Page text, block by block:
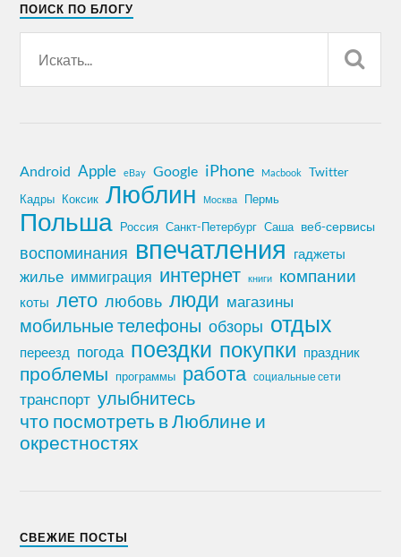
ПОИСК ПО БЛОГУ
Android Apple eBay Google iPhone Macbook Twitter
Кадры Коксик Люблин Москва Пермь
Польша Россия Санкт-Петербург Саша веб-сервисы
воспоминания впечатления гаджеты
жилье иммиграция интернет книги компании
коты лето любовь люди магазины
мобильные телефоны обзоры отдых
переезд погода поездки покупки праздник
проблемы программы работа социальные сети
транспорт улыбнитесь
что посмотреть в Люблине и
окрестностях
СВЕЖИЕ ПОСТЫ